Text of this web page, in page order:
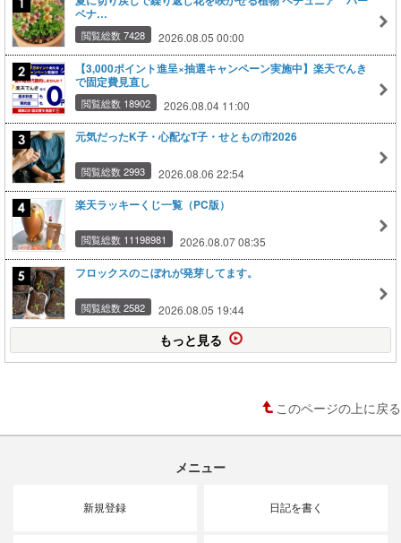
ベナ…
閲覧総数 7428 2026.08.05 00:00
【3,000ポイント進呈×抽選キャンペーン実施中】楽天でんき
で固定費見直し
閲覧総数 18902 2026.08.04 11:00
元気だったK子・心配なT子・せともの市2026
閲覧総数 2993 2026.08.06 22:54
楽天ラッキーくじ一覧（PC版）
閲覧総数 11198981 2026.08.07 08:35
フロックスのこぼれが発芽してます。
閲覧総数 2582 2026.08.05 19:44
もっと見る
このページの上に戻る
メニュー
新規登録 日記を書く